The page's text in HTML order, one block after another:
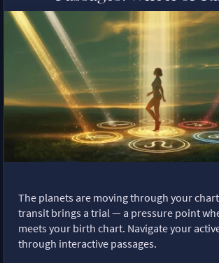
The planets are moving through your
transit brings a trial — a pressure point
meets your birth chart. Navigate your
through interactive passages.